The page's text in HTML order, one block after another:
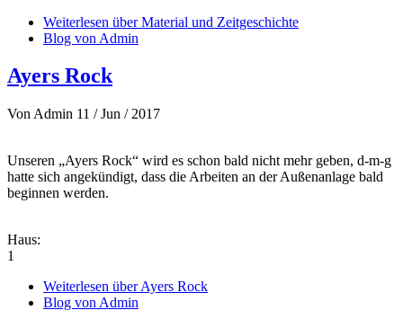
Weiterlesen über Material und Zeitgeschichte
Blog von Admin
Ayers Rock
Von Admin 11 / Jun / 2017
Unseren „Ayers Rock“ wird es schon bald nicht mehr geben, d-m-g
hatte sich angekündigt, dass die Arbeiten an der Außenanlage bald
beginnen werden.
Haus:
1
Weiterlesen über Ayers Rock
Blog von Admin